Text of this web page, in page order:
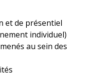
et de présentiel
individuel)
au sein des